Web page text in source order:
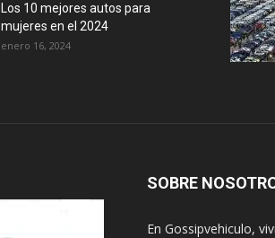
Los 10 mejores autos para
mujeres en el 2024
enero 16, 2024
SOBRE
En Gossipvehiculo,